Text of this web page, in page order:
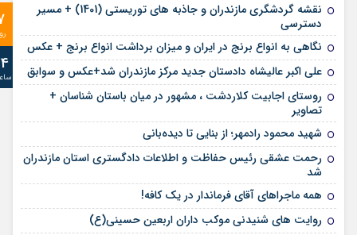
نقشه گردشگری مازندران و جاذبه های توریستی (1401) + مسیر
دسترسی
نگاهی به انواع برنج در ایران و میزان برداشت انواع برنج + عکس
علی‌ اکبر عالیشاه دادستان جدید مرکز مازندران شد+عکس و سوابق
روستای اجابیت کلاردشت ، مشهور در میان باستان شناسان +
تصاویر
شهید محمود رادمهر؛ از بنایی تا دیده‌بانی
رحمت عشقی رئیس حفاظت و اطلاعات دادگستری استان مازندران
شد
همه ماجراهای آقای فرماندار در یک کافه!
روایت های شنیدنی موکب داران اربعین حسینی(ع)